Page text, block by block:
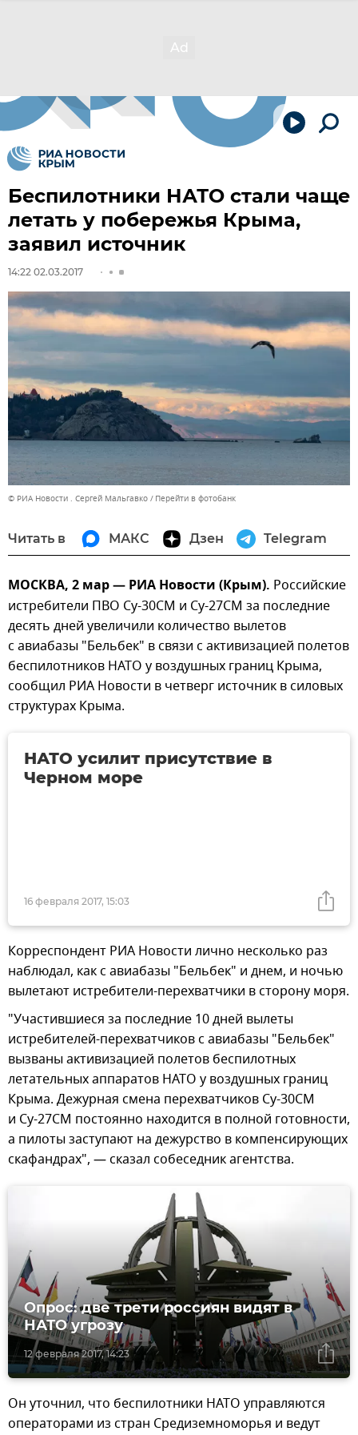
Беспилотники НАТО стали чаще
летать у побережья Крыма,
заявил источник
14:22 02.03.2017
© РИА Новости . Сергей Мальгавко Перейти в фотобанк
Читать в МАКС Дзен Telegram
МОСКВА, 2 мар — РИА Новости (Крым). Российские
истребители ПВО Су-30СМ и Су-27СМ за последние
десять дней увеличили количество вылетов
с авиабазы "Бельбек" в связи с активизацией полетов
беспилотников НАТО у воздушных границ Крыма,
сообщил РИА Новости в четверг источник в силовых
структурах Крыма.
16 февраля 2017, 15:03
НАТО усилит присутствие в
Черном море
Корреспондент РИА Новости лично несколько раз
наблюдал, как с авиабазы "Бельбек" и днем, и ночью
вылетают истребители-перехватчики в сторону моря.
"Участившиеся за последние 10 дней вылеты
истребителей-перехватчиков с авиабазы "Бельбек"
вызваны активизацией полетов беспилотных
летательных аппаратов НАТО у воздушных границ
Крыма. Дежурная смена перехватчиков Су-30СМ
и Су-27СМ постоянно находится в полной готовности,
а пилоты заступают на дежурство в компенсирующих
скафандрах", — сказал собеседник агентства.
12 февраля 2017, 14:23
Опрос: две трети россиян видят в
НАТО угрозу
Он уточнил, что беспилотники НАТО управляются
операторами из стран Средиземноморья и ведут